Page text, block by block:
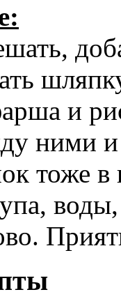
и
ними и
тоже